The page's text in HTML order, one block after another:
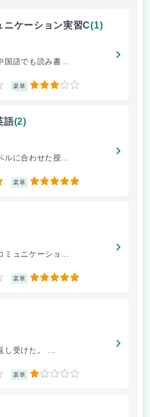
ニケーション実習C(1)
国語でも読み書...
楽単 3
語(2)
ルに合わせた授...
楽単 5
ミュニケーショ...
楽単 5
し受けた。 ...
楽単 1